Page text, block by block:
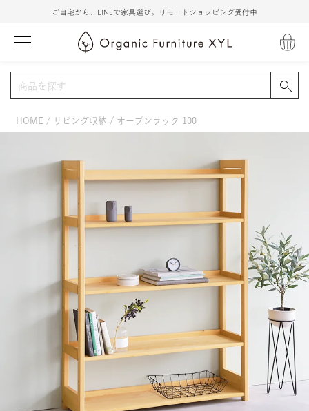
ご自宅から、LINEで家具選び。リモートショッピング受付中
HOME リビング収納 オープンラック 100